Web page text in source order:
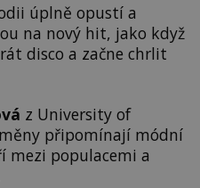
úplně opustí a
na nový hit, jako když
disco a začne chrlit
z University of
připomínají módní
mezi populacemi a